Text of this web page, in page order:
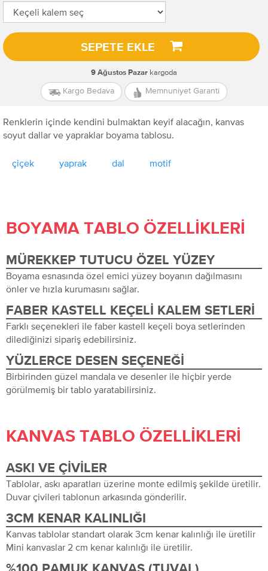
SEPETE EKLE
9 Ağustos Pazar kargoda
Kargo Bedava Memnuniyet Garanti
Renklerin içinde kendini bulmaktan keyif alacağın, kanvas
soyut dallar ve yapraklar boyama tablosu.
çiçek yaprak dal motif
BOYAMA TABLO ÖZELLIKLERI
MÜREKKEP TUTUCU ÖZEL YÜZEY
Boyama esnasında özel emici yüzey boyanın dağılmasını
önler ve hızla kurumasını sağlar.
FABER KASTELL KEÇELI KALEM SETLERI
Farklı seçenekleri ile faber kastell keçeli boya setlerinden
dilediğinizi sipariş edebilirsiniz.
YÜZLERCE DESEN SEÇENEĞI
Birbirinden güzel mandala ve desenler ile hiçbir yerde
görülmemiş bir tablo yaratabilirsiniz.
KANVAS TABLO ÖZELLIKLERI
ASKI VE ÇIVILER
Tablolar, askı aparatları üzerine monte edilmiş şekilde üretilir.
Duvar çivileri tablonun arkasında gönderilir.
3CM KENAR KALINLIĞI
Kanvas tablolar standart olarak 3cm kenar kalınlığı ile üretilir
Mini kanvaslar 2 cm kenar kalınlığı ile üretilir.